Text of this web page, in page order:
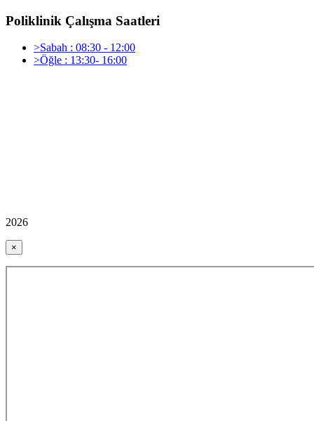
Poliklinik Çalışma Saatleri
>Sabah : 08:30 - 12:00
>Öğle : 13:30- 16:00
2026
×